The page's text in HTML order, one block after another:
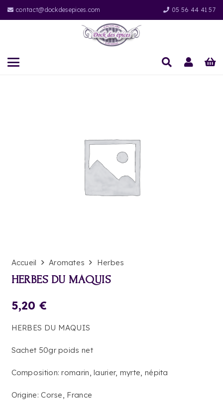
contact@dockdesepices.com 05 56 44 41 57
Accueil Aromates Herbes
HERBES DU MAQUIS
5,20 €
HERBES DU MAQUIS
Sachet 50gr poids net
Composition: romarin, laurier, myrte, népita
Origine: Corse, France